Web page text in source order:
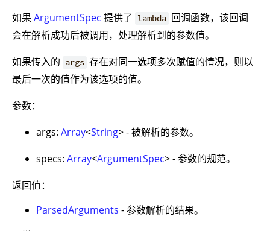
如果 ArgumentSpec 提供了 lambda 回调函数，该回调
会在解析成功后被调用，处理解析到的参数值。
如果传入的 args 存在对同一选项多次赋值的情况，则以
最后一次的值作为该选项的值。
参数：
args: Array<String> - 被解析的参数。
specs: Array<ArgumentSpec> - 参数的规范。
返回值：
ParsedArguments - 参数解析的结果。